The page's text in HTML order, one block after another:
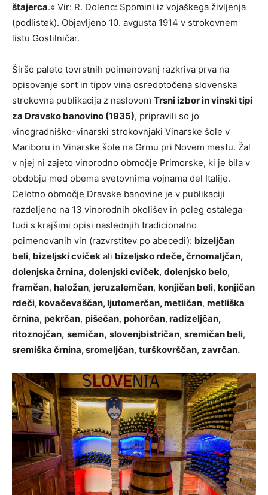
štajerca.« Vir: R. Dolenc: Spomini iz vojaškega življenja
(podlistek). Objavljeno 10. avgusta 1914 v strokovnem
listu Gostilničar.
Širšo paleto tovrstnih poimenovanj razkriva prva na
opisovanje sort in tipov vina osredotočena slovenska
strokovna publikacija z naslovom Trsni izbor in vinski tipi
za Dravsko banovino (1935), pripravili so jo
vinogradniško-vinarski strokovnjaki Vinarske šole v
Mariboru in Vinarske šole na Grmu pri Novem mestu. Žal
v njej ni zajeto vinorodno območje Primorske, ki je bila v
obdobju med obema svetovnima vojnama del Italije.
Celotno območje Dravske banovine je v publikaciji
razdeljeno na 13 vinorodnih okolišev in poleg ostalega
tudi s krajšimi opisi naslednjih tradicionalno
poimenovanih vin (razvrstitev po abecedi): bizeljčan
beli, bizeljski cviček ali bizeljsko rdeče, črnomaljčan,
dolenjska črnina, dolenjski cviček, dolenjsko belo,
framčan, haložan, jeruzalemčan, konjičan beli, konjičan
rdeči, kovačevaščan, ljutomerčan, metličan, metliška
črnina, pekrčan, pišečan, pohorčan, radizeljčan,
ritoznojčan, semičan, slovenjbistričan, sremičan beli,
sremiška črnina, sromeljčan, turškovrščan, zavrčan.